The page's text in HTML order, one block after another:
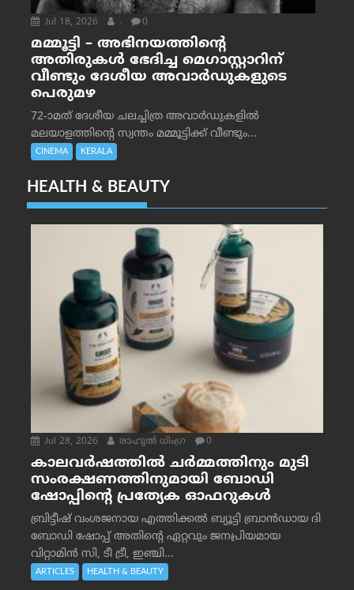
Jul 18, 2026 . 0
മമ്മൂട്ടി – അഭിനയത്തിന്റെ
അതിരുകൾ ഭേദിച്ച മെഗാസ്റ്റാറിന്
വീണ്ടും ദേശീയ അവാർഡുകളുടെ
പെരുമഴ
72-ാമത് ദേശീയ ചലച്ചിത്ര അവാര്‍ഡുകളില്‍
മലയാളത്തിന്റെ സ്വന്തം മമ്മൂട്ടിക്ക് വീണ്ടും...
CINEMA KERALA
HEALTH & BEAUTY
Jul 28, 2026 രാഹുല്‍ ധിംഗ്ര 0
കാലവർഷത്തിൽ ചർമ്മത്തിനും മുടി
സംരക്ഷണത്തിനുമായി ബോഡി
ഷോപ്പിന്റെ പ്രത്യേക ഓഫറുകൾ
ബ്രിട്ടീഷ് വംശജനായ എത്തിക്കൽ ബ്യൂട്ടി ബ്രാൻഡായ ദി
ബോഡി ഷോപ്പ് അതിന്റെ ഏറ്റവും ജനപ്രിയമായ
വിറ്റാമിൻ സി, ടീ ട്രീ, ഇഞ്ചി...
ARTICLES HEALTH & BEAUTY